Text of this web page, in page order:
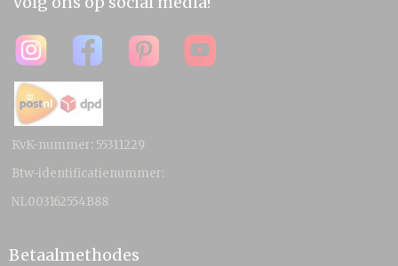
KvK-nummer: 55311229
Btw-identificatienummer:
NL003162554B88
Betaalmethodes